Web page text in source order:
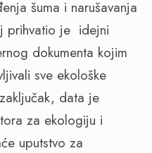
šuma i narušavanja
prihvatio je idejni
dokumenta kojim
sve ekološke
data je
za ekologiju i
uputstvo za